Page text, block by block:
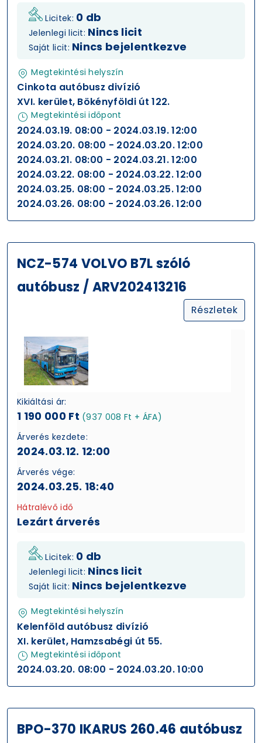
Licitek: 0 db
Jelenlegi licit: Nincs licit
Saját licit: Nincs bejelentkezve
Megtekintési helyszín
Cinkota autóbusz divízió
XVI. kerület, Bökényföldi út 122.
Megtekintési időpont
2024.03.19. 08:00 - 2024.03.19. 12:00
2024.03.20. 08:00 - 2024.03.20. 12:00
2024.03.21. 08:00 - 2024.03.21. 12:00
2024.03.22. 08:00 - 2024.03.22. 12:00
2024.03.25. 08:00 - 2024.03.25. 12:00
2024.03.26. 08:00 - 2024.03.26. 12:00
NCZ-574 VOLVO B7L szóló
autóbusz / ARV202413216
Részletek
Kikiáltási ár:
1 190 000 Ft (937 008 Ft + ÁFA)
Árverés kezdete:
2024.03.12. 12:00
Árverés vége:
2024.03.25. 18:40
Hátralévő idő
Lezárt árverés
Licitek: 0 db
Jelenlegi licit: Nincs licit
Saját licit: Nincs bejelentkezve
Megtekintési helyszín
Kelenföld autóbusz divízió
XI. kerület, Hamzsabégi út 55.
Megtekintési időpont
2024.03.20. 08:00 - 2024.03.20. 10:00
BPO-370 IKARUS 260.46 autóbusz